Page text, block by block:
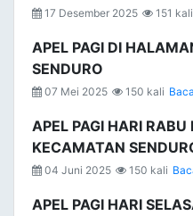
17 Desember 2025 151 kali
APEL PAGI DI
SENDURO
07 Mei 2025 150 kali
APEL PAGI HARI
KECAMATAN
04 Juni 2025 150 kali
APEL PAGI HARI